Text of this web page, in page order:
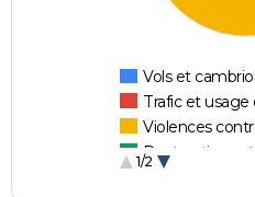
Vols et
Trafic et
Violences
Destructions et
1/2